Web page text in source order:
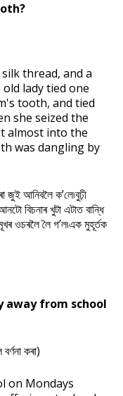
thread, and a
lady tied one
tooth, and tied
she seized the
almost into the
was dangling by
জুই আনিবলৈ ক’লে৷বুঢ়ী
বিচনাৰ খুটা এটাত বান্ধি
ওচৰলৈ লৈ গ’ল৷এক মুহূৰ্তক
away from school
কৰা)
on Mondays